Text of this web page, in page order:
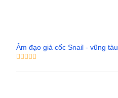
Âm đạo giả cốc Snail - vũng tàu